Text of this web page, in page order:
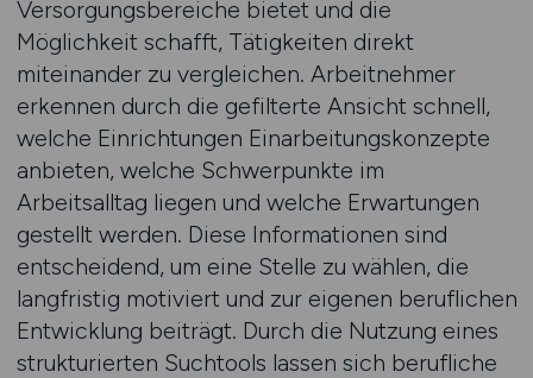
Versorgungsbereiche bietet und die
Möglichkeit schafft, Tätigkeiten direkt
miteinander zu vergleichen. Arbeitnehmer
erkennen durch die gefilterte Ansicht schnell,
welche Einrichtungen Einarbeitungskonzepte
anbieten, welche Schwerpunkte im
Arbeitsalltag liegen und welche Erwartungen
gestellt werden. Diese Informationen sind
entscheidend, um eine Stelle zu wählen, die
langfristig motiviert und zur eigenen beruflichen
Entwicklung beiträgt. Durch die Nutzung eines
strukturierten Suchtools lassen sich berufliche